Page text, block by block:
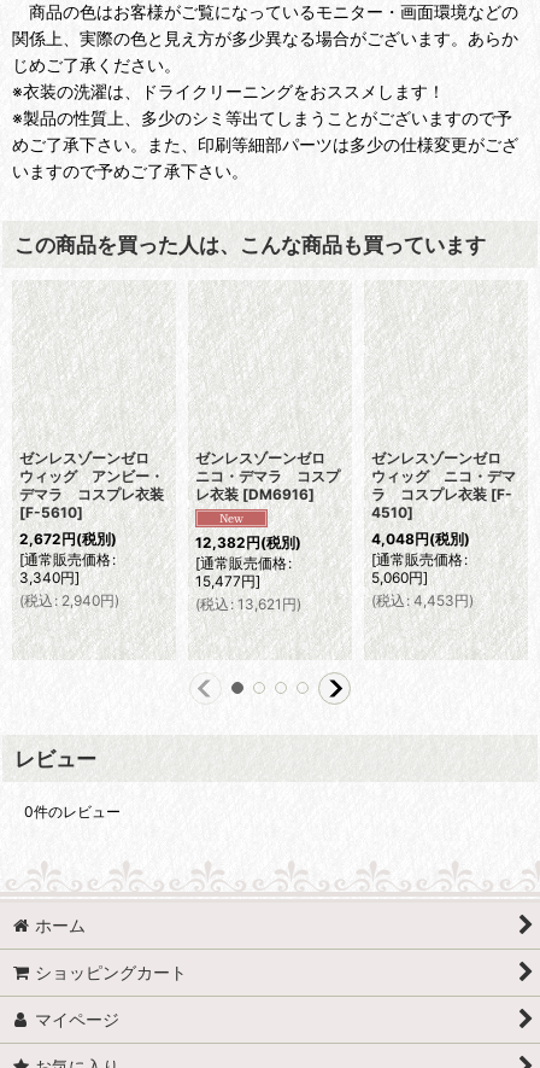
商品の色はお客様がご覧になっているモニター・画面環境などの
関係上、実際の色と見え方が多少異なる場合がございます。あらか
じめご了承ください。
※衣装の洗濯は、ドライクリーニングをおススメします！
※製品の性質上、多少のシミ等出てしまうことがございますので予
めご了承下さい。また、印刷等細部パーツは多少の仕様変更がござ
いますので予めご了承下さい。
この商品を買った人は、こんな商品も買っています
ゼンレスゾーンゼロ
ウィッグ アンビー・
デマラ コスプレ衣装
[F-5610]
2,672円(税別)
[通常販売価格:
3,340円]
(税込: 2,940円)
ゼンレスゾーンゼロ
ニコ・デマラ コスプ
レ衣装 [DM6916]
12,382円(税別)
[通常販売価格:
15,477円]
(税込: 13,621 円)
ゼンレスゾーンゼロ
ウィッグ ニコ・デマ
ラ コスプレ衣装 [F-
4510]
4,048円(税別)
[通常販売価格:
5,060円]
(税込: 4,453円)
レビュー
0件のレビュー
ホーム
ショッピングカート
マイページ